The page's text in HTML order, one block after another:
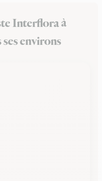
Interflora à
ses environs